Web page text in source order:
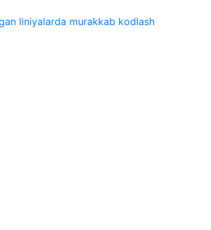
liniyalarda murakkab kodlash